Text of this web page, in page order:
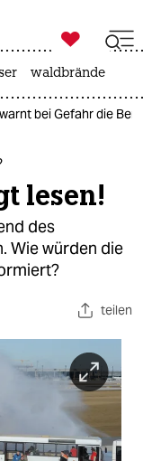

taz zahl ich
waldbrände
bei Gefahr die
lesen!
des
Wie würden die
teilen